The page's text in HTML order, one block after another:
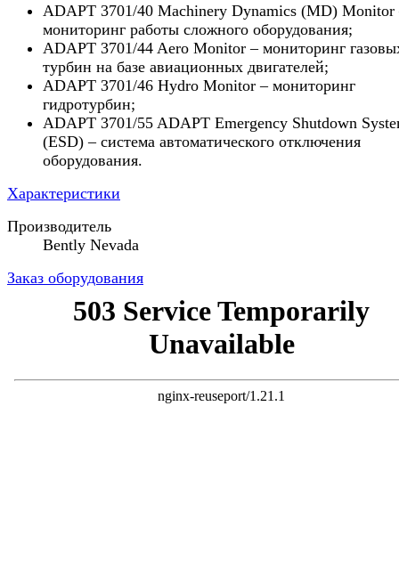
ADAPT 3701/40 Machinery Dynamics (MD) Monitor
мониторинг работы сложного оборудования;
ADAPT 3701/44 Aero Monitor – мониторинг
турбин на базе авиационных двигателей;
ADAPT 3701/46 Hydro Monitor – мониторинг
гидротурбин;
ADAPT 3701/55 ADAPT Emergency Shutdown
(ESD) – система автоматического отключения
оборудования.
Характеристики
Производитель
Bently Nevada
Заказ оборудования